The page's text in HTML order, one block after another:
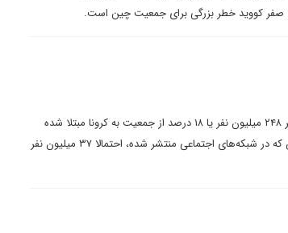
صفر کووید خطر بزرگی برای جمعیت چین است.
بر اساس برآوردهای داخلی تایید نشده، تنها در سه هفته اول دسامبر ۲۴۸ میلیون نفر یا ۱۸ درصد از جمعیت به کرونا مبتلا شده
اند. بر اساس یادداشت‌های نشست کمیسیون بهداشت ملی در پکن که در شبکه‌های اجتماعی منتشر شده، احتمالا ۳۷ میلیون نفر